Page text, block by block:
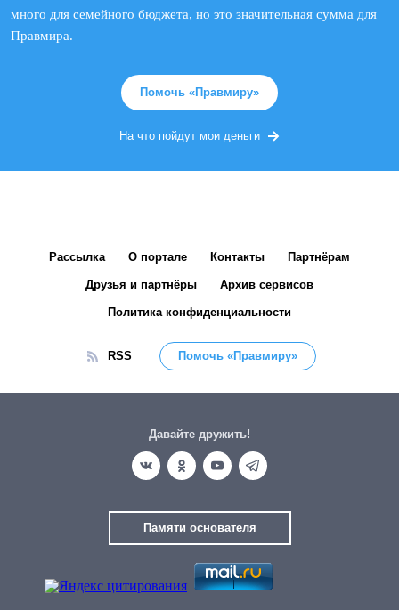
много для семейного бюджета, но это значительная сумма для
Правмира.
Помочь «Правмиру»
На что пойдут мои деньги
Рассылка О портале Контакты Партнёрам
Друзья и партнёры Архив сервисов
Политика конфиденциальности
RSS Помочь «Правмиру»
Давайте дружить!
Памяти основателя